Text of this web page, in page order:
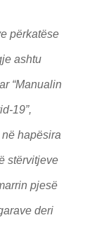
përkatëse
ashtu
“Manualin
19”,
hapësira
stërvitjeve
pjesë
deri